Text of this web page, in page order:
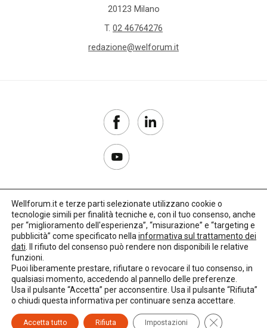
20123 Milano
T. 02 46764276
redazione@welforum.it
Copyright 2017–2026
Privacy Policy
Credits: LO Studio
Wellforum.it e terze parti selezionate utilizzano cookie o
tecnologie simili per finalità tecniche e, con il tuo consenso, anche
per “miglioramento dell'esperienza”, “misurazione” e “targeting e
pubblicità” come specificato nella informativa sul trattamento dei
dati . Il rifiuto del consenso può rendere non disponibili le relative
funzioni.
Puoi liberamente prestare, rifiutare o revocare il tuo consenso, in
qualsiasi momento, accedendo al pannello delle preferenze.
Usa il pulsante “Accetta” per acconsentire. Usa il pulsante “Rifiuta”
o chiudi questa informativa per continuare senza accettare.
Accetta tutto Rifiuta Impostazioni Close GDPR